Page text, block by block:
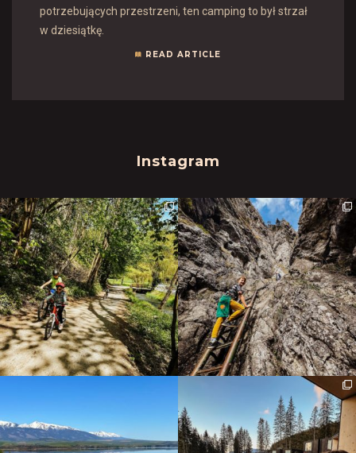
potrzebujących przestrzeni, ten camping to był strzał
w dziesiątkę.
READ ARTICLE
Instagram